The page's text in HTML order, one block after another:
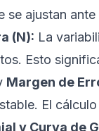
se ajustan ante
(N): La
Esto
Margen de
El
y Curva de